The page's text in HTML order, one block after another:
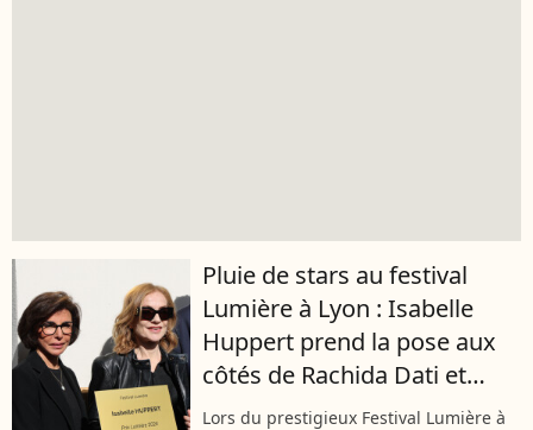
Pluie de stars au festival
Lumière à Lyon : Isabelle
Huppert prend la pose aux
côtés de Rachida Dati et
Anthony Delon
Lors du prestigieux Festival Lumière à